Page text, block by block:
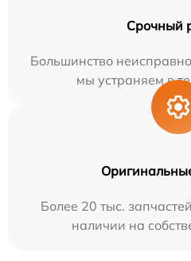
Срочный
Большинство
мы устраняем в
Более 20 тыс.
наличии на